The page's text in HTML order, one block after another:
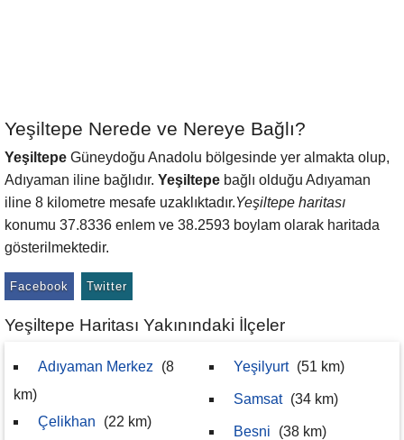
Yeşiltepe Nerede ve Nereye Bağlı?
Yeşiltepe Güneydoğu Anadolu bölgesinde yer almakta olup,
Adıyaman iline bağlıdır. Yeşiltepe bağlı olduğu Adıyaman
iline 8 kilometre mesafe uzaklıktadır.Yeşiltepe haritası
konumu 37.8336 enlem ve 38.2593 boylam olarak haritada
gösterilmektedir.
Facebook Twitter
Yeşiltepe Haritası Yakınındaki İlçeler
Adıyaman Merkez
(8
km)
Çelikhan
(22 km)
Yeşilyurt (51 km)
Samsat (34 km)
Besni (38 km)